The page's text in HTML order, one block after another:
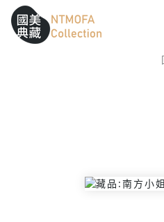
跳到中間主要內容區
網站導覽
:::